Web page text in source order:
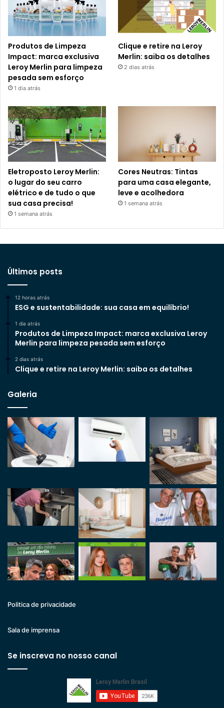
Produtos de Limpeza
Impact: marca exclusiva
Leroy Merlin para limpeza
pesada sem esforço
1 dia atrás
Clique e retire na Leroy
Merlin: saiba os detalhes
2 dias atrás
Eletroposto Leroy Merlin:
o lugar do seu carro
elétrico e de tudo o que
sua casa precisa!
1 semana atrás
Cores Neutras: Tintas
para uma casa elegante,
leve e acolhedora
1 semana atrás
Últimos posts
12 horas atrás
ESG e sustentabilidade: sua casa em equilíbrio!
1 dia atrás
Produtos de Limpeza Impact: marca exclusiva Leroy
Merlin para limpeza pesada sem esforço
2 dias atrás
Clique e retire na Leroy Merlin: saiba os detalhes
Galeria
Politica de privacidade
Sala de imprensa
Se inscreva no nosso canal